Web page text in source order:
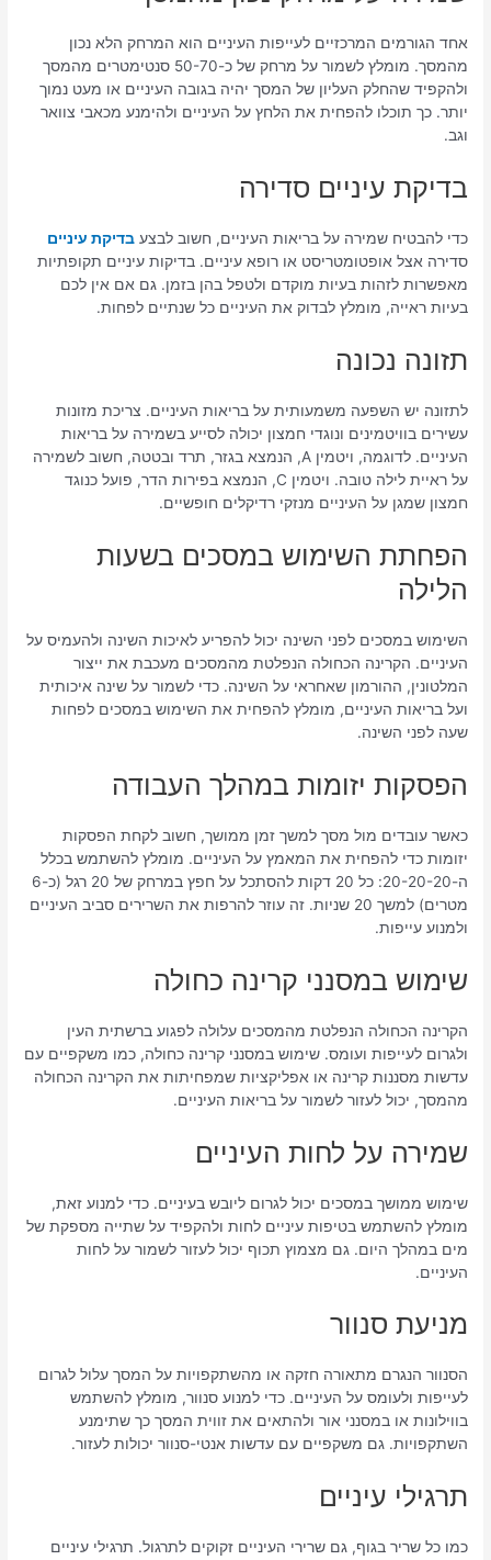
אחד הגורמים המרכזיים לעייפות העיניים הוא המרחק הלא נכון
מהמסך. מומלץ לשמור על מרחק של כ-50-70 סנטימטרים מהמסך
ולהקפיד שהחלק העליון של המסך יהיה בגובה העיניים או מעט נמוך
יותר. כך תוכלו להפחית את הלחץ על העיניים ולהימנע מכאבי צוואר
וגב.
בדיקת עיניים סדירה
כדי להבטיח שמירה על בריאות העיניים, חשוב לבצעבדיקת עיניים
סדירה אצל אופטומטריסט או רופא עיניים. בדיקות עיניים תקופתיות
מאפשרות לזהות בעיות מוקדם ולטפל בהן בזמן. גם אם אין לכם
בעיות ראייה, מומלץ לבדוק את העיניים כל שנתיים לפחות.
תזונה נכונה
לתזונה יש השפעה משמעותית על בריאות העיניים. צריכת מזונות
עשירים בוויטמינים ונוגדי חמצון יכולה לסייע בשמירה על בריאות
העיניים. לדוגמה, ויטמין A, הנמצא בגזר, תרד ובטטה, חשוב לשמירה
על ראיית לילה טובה. ויטמין C, הנמצא בפירות הדר, פועל כנוגד
חמצון שמגן על העיניים מנזקי רדיקלים חופשיים.
הפחתת השימוש במסכים בשעות
הלילה
השימוש במסכים לפני השינה יכול להפריע לאיכות השינה ולהעמיס על
העיניים. הקרינה הכחולה הנפלטת מהמסכים מעכבת את ייצור
המלטונין, ההורמון שאחראי על השינה. כדי לשמור על שינה איכותית
ועל בריאות העיניים, מומלץ להפחית את השימוש במסכים לפחות
שעה לפני השינה.
הפסקות יזומות במהלך העבודה
כאשר עובדים מול מסך למשך זמן ממושך, חשוב לקחת הפסקות
יזומות כדי להפחית את המאמץ על העיניים. מומלץ להשתמש בכלל
ה-20-20-20: כל 20 דקות להסתכל על חפץ במרחק של 20 רגל (כ-6
מטרים) למשך 20 שניות. זה עוזר להרפות את השרירים סביב העיניים
ולמנוע עייפות.
שימוש במסנני קרינה כחולה
הקרינה הכחולה הנפלטת מהמסכים עלולה לפגוע ברשתית העין
ולגרום לעייפות ועומס. שימוש במסנני קרינה כחולה, כמו משקפיים עם
עדשות מסננות קרינה או אפליקציות שמפחיתות את הקרינה הכחולה
מהמסך, יכול לעזור לשמור על בריאות העיניים.
שמירה על לחות העיניים
שימוש ממושך במסכים יכול לגרום ליובש בעיניים. כדי למנוע זאת,
מומלץ להשתמש בטיפות עיניים לחות ולהקפיד על שתייה מספקת של
מים במהלך היום. גם מצמוץ תכוף יכול לעזור לשמור על לחות
העיניים.
מניעת סנוור
הסנוור הנגרם מתאורה חזקה או מהשתקפויות על המסך עלול לגרום
לעייפות ולעומס על העיניים. כדי למנוע סנוור, מומלץ להשתמש
בווילונות או במסנני אור ולהתאים את זווית המסך כך שתימנע
השתקפויות. גם משקפיים עם עדשות אנטי-סנוור יכולות לעזור.
תרגילי עיניים
כמו כל שריר בגוף, גם שרירי העיניים זקוקים לתרגול. תרגילי עיניים